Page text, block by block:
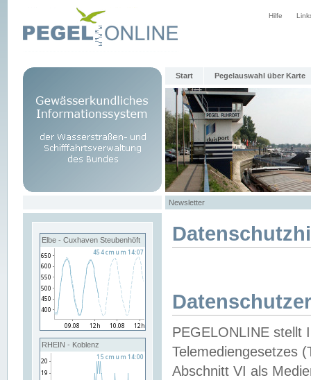
Hilfe
Start Pegelauswahl über Karte
Newsletter
Elbe - Cuxhaven Steubenhöft
RHEIN - Koblenz
PEGELONLINE stellt
Telemediengesetzes
Abschnitt VI als